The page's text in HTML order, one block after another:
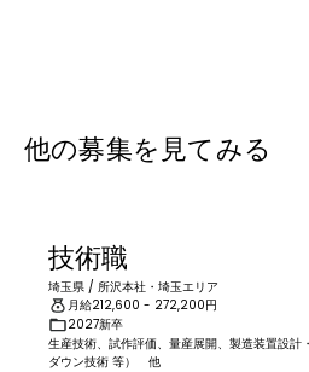
他の募集を見てみる
技術職
埼玉県 / 所沢本社・埼玉エリア
月給212,600 - 272,200円
2027新卒
生産技術、試作評価、量産展開、製造装置設計
ダウン技術 等）　他